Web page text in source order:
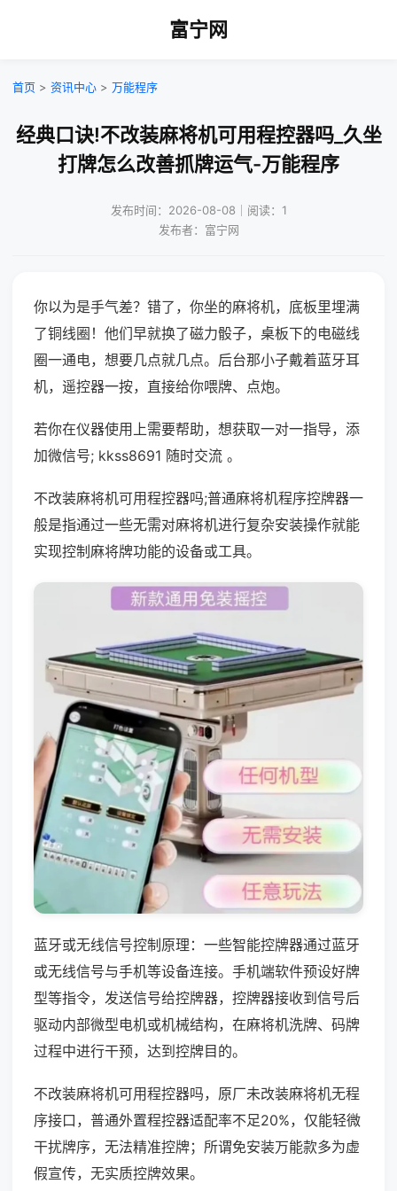
富宁网
首页 > 资讯中心 > 万能程序
经典口诀!不改装麻将机可用程控器吗_久坐
打牌怎么改善抓牌运气-万能程序
发布时间：2026-08-08｜阅读：1
发布者：富宁网
你以为是手气差？错了，你坐的麻将机，底板里埋满
了铜线圈！他们早就换了磁力骰子，桌板下的电磁线
圈一通电，想要几点就几点。后台那小子戴着蓝牙耳
机，遥控器一按，直接给你喂牌、点炮。
若你在仪器使用上需要帮助，想获取一对一指导，添
加微信号; kkss8691 随时交流 。
不改装麻将机可用程控器吗;普通麻将机程序控牌器一
般是指通过一些无需对麻将机进行复杂安装操作就能
实现控制麻将牌功能的设备或工具。
蓝牙或无线信号控制原理：一些智能控牌器通过蓝牙
或无线信号与手机等设备连接。手机端软件预设好牌
型等指令，发送信号给控牌器，控牌器接收到信号后
驱动内部微型电机或机械结构，在麻将机洗牌、码牌
过程中进行干预，达到控牌目的。
不改装麻将机可用程控器吗，原厂未改装麻将机无程
序接口，普通外置程控器适配率不足20%，仅能轻微
干扰牌序，无法精准控牌；所谓免安装万能款多为虚
假宣传，无实质控牌效果。